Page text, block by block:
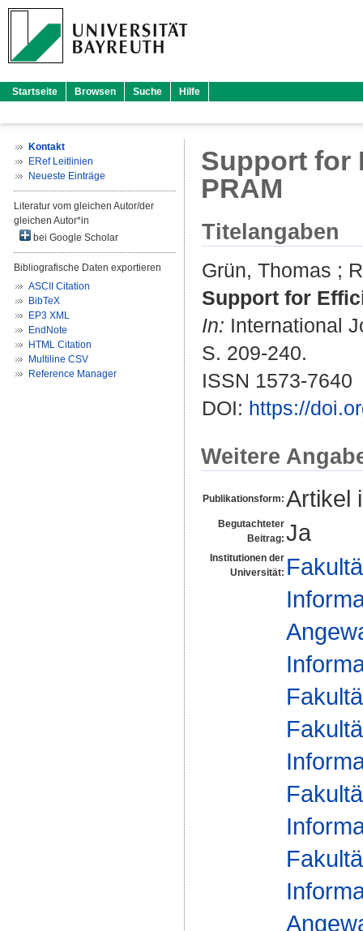
Startseite Browsen Suche Hilfe
Kontakt
ERef Leitlinien
Neueste Einträge
Literatur vom gleichen Autor/der
gleichen Autor*in
bei Google Scholar
Bibliografische Daten exportieren
ASCII Citation
BibTeX
EP3 XML
EndNote
HTML Citation
Multiline CSV
Reference Manager
Support for
PRAM
Titelangaben
Grün, Thomas ;
Support for
In: International
S. 209-240.
ISSN 1573-7640
DOI: https://
Weitere
Publikationsform: Artikel
Begutachteter
Beitrag: Ja
Institutionen der
Universität: